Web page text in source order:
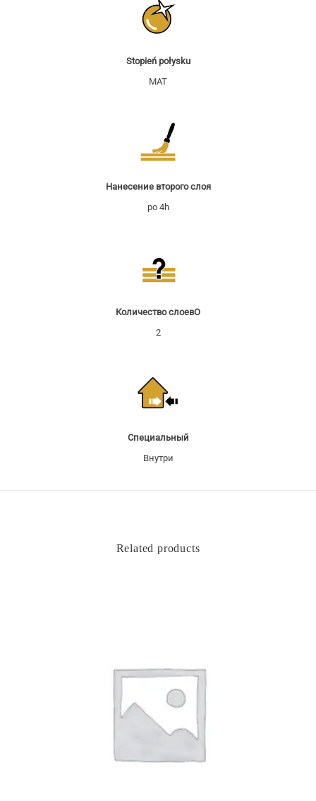
Stopień połysku
MAT
Нанесение второго слоя
po 4h
Количество слоевO
2
Специальный
Внутри
Related products